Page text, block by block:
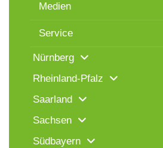
Medien
Service
Nürnberg
Rheinland-Pfalz
Saarland
Sachsen
Südbayern